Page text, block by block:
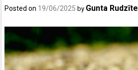
Posted on 19/06/2025 by Gunta Rudzīte